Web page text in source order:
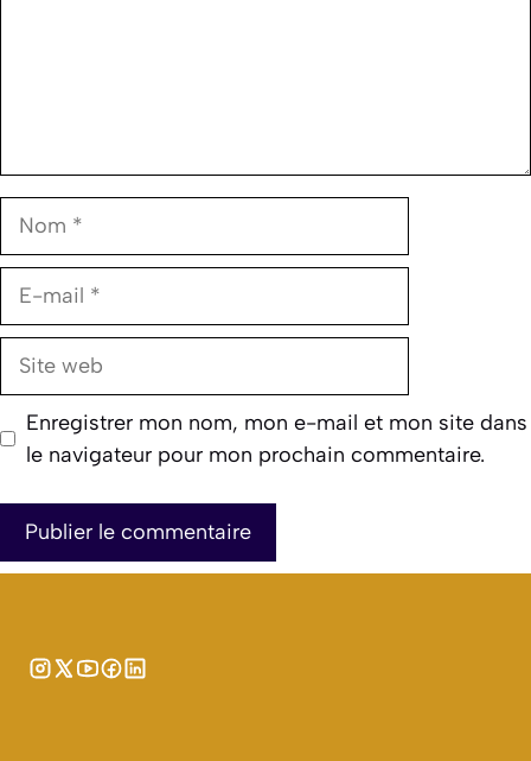
Nom
E-
Site
Enregistrer mon nom, mon e-mail et mon site dans
le navigateur pour mon prochain commentaire.